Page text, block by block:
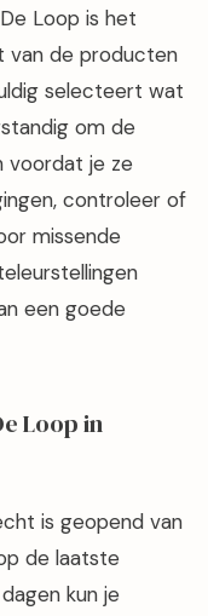
Loop is het
van de producten
selecteert wat
om de
voordat je ze
controleer of
missende
een goede
Loop in
is geopend van
de laatste
kun je